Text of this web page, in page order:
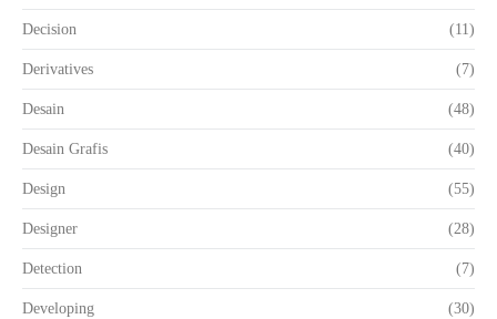
Decision (11)
Derivatives (7)
Desain (48)
Desain Grafis (40)
Design (55)
Designer (28)
Detection (7)
Developing (30)